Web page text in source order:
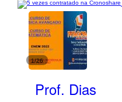
1/26
Prof. Dias